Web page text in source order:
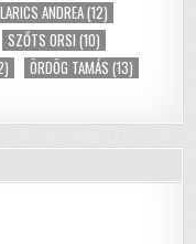
ANDREA(12)
SZŐTS ORSI (10)
ÖRDÖG TAMÁS (13)